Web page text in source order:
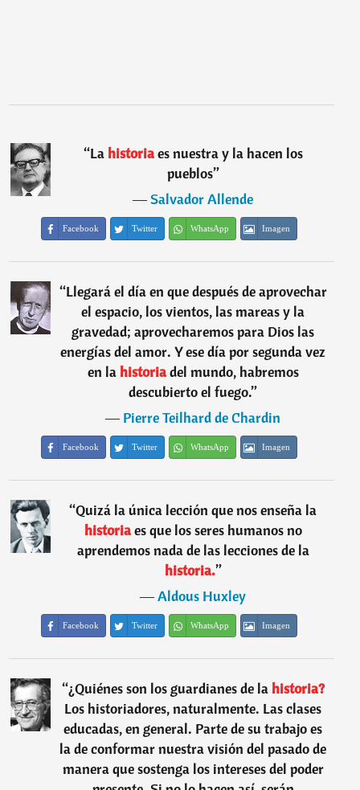
“Lahistoriaes nuestra y la hacen los
pueblos”
―Salvador Allende
Facebook Twitter WhatsApp Imagen
“Llegará el día en que después de aprovechar
el espacio, los vientos, las mareas y la
gravedad; aprovecharemos para Dios las
energías del amor. Y ese día por segunda vez
en lahistoriadel mundo, habremos
descubierto el fuego.”
―Pierre Teilhard de Chardin
Facebook Twitter WhatsApp Imagen
“Quizá la única lección que nos enseña la
historiaes que los seres humanos no
aprendemos nada de las lecciones de la
historia.”
―Aldous Huxley
Facebook Twitter WhatsApp Imagen
“¿Quiénes son los guardianes de lahistoria?
Los historiadores, naturalmente. Las clases
educadas, en general. Parte de su trabajo es
la de conformar nuestra visión del pasado de
manera que sostenga los intereses del poder